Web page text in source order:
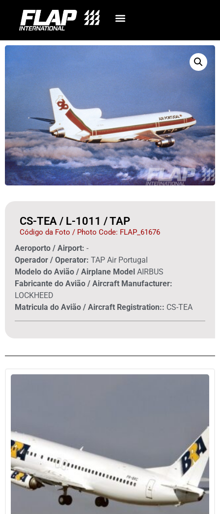
CS-TEA / L-1011 / TAP
Código da Foto / Photo Code: FLAP_61676
Aeroporto / Airport: -
Operador / Operator: TAP Air Portugal
Modelo do Avião / Airplane Model AIRBUS
Fabricante do Avião / Aircraft Manufacturer:
LOCKHEED
Matricula do Avião / Aircraft Registration:: CS-TEA